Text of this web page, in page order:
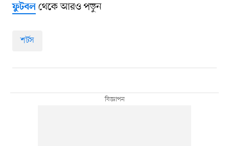
ফুটবলথেকে আরও পড়ুন
শর্টস